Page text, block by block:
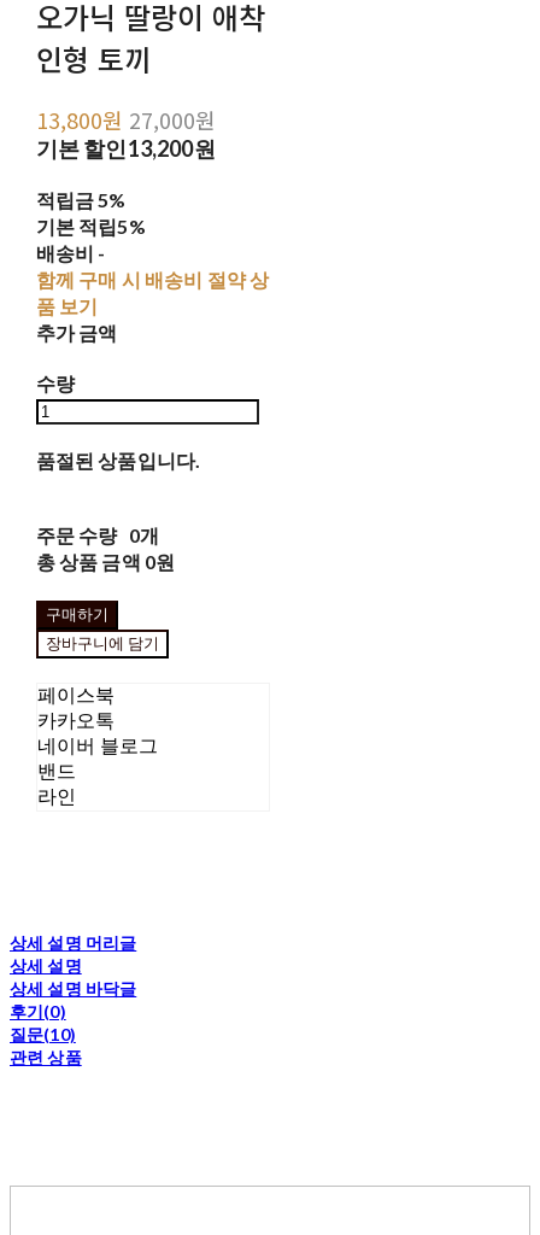
오가닉 딸랑이 애착
인형 토끼
13,800원 27,000원
기본 할인13,200원
적립금5%
기본 적립5%
배송비 -
함께 구매 시 배송비 절약 상
품 보기
추가 금액
수량
품절된 상품입니다.
주문 수량 0개
총 상품 금액 0원
구매하기
장바구니에 담기
페이스북
카카오톡
네이버 블로그
밴드
라인
상세 설명 머리글
상세 설명
상세 설명 바닥글
후기(0)
질문(10)
관련 상품